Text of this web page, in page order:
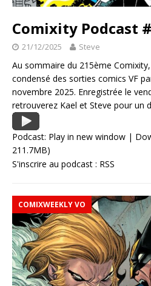
Comixity Podcast
21/12/2025 Steve
Au sommaire du 215ème
condensé des sorties comics VF
novembre 2025. Enregistrée le
retrouverez Kael et Steve pour un
Podcast: Play in new window |
211.7MB)
S'inscrire au podcast : RSS
COMIXWEEKLY VO